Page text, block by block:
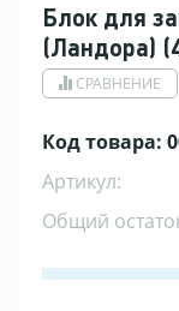
Блок для
(Ландора)
СРАВНЕНИЕ
Код товара:
Артикул:
Общий